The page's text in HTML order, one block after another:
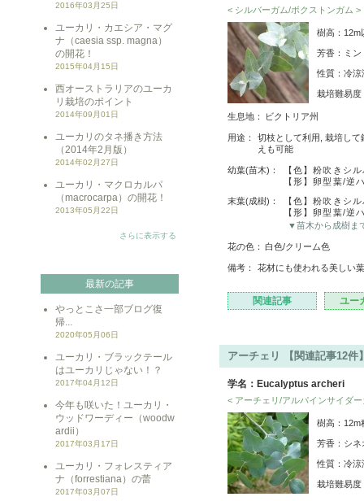
2016年03月25日
ユーカリ・カエシア・マグ
ナ（caesia ssp. magna）
の開花！
2015年04月15日
西オーストラリアのユーカ
リ栽培のポイント
2014年09月01日
ユーカリのタネ播き方法
（2014年2月版）
2014年02月27日
ユーカリ・マクロカルパ
（macrocarpa）の開花！
2013年05月22日
さらに表示する
最新の記事
やっとこさ一部ブログ復
帰...
2020年05月06日
ユーカリ・ブラックテール
はユーカリじゃない！？
2017年04月12日
今年も咲いた！ユーカリ・
ウッドワーディー（woodw
ardii）
2017年03月17日
ユーカリ・フォレスティア
ナ（forrestiana）の蕾
2017年03月07日
< シルバーガム/ボクストンガム >
樹高：
芳香：ミ
性質：冷
栽培難
生息地： ビクトリア州
用途：
切枝として利用, 栽培し
えも可能
幼葉(苗木)：
【色】粉吹きシ
【形】卵型葉/逆
末葉(成樹)：
【色】粉吹きシ
【形】卵型葉/逆
▼苗木から成樹ま
花の色： 白色/クリーム色
備考： 花材にも使われる美しい
関連記事 ユー
アーチェリ 【関連記事12件
学名：Eucalyptus archeri
< アーチェリ/アルパインサイダー
樹高：
芳香：シ
性質：冷
栽培難